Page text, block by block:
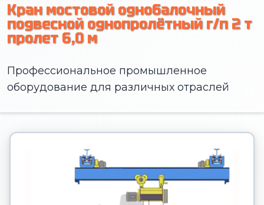
Кран мостовой однобалочный
подвесной однопролётный г/п 2 т
пролет 6,0 м
Профессиональное промышленное
оборудование для различных отраслей